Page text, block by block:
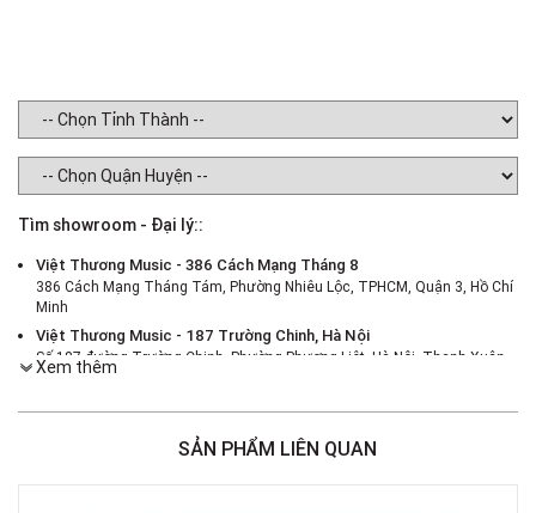
Tìm showroom - Đại lý::
Việt Thương Music - 386 Cách Mạng Tháng 8
386 Cách Mạng Tháng Tám, Phường Nhiêu Lộc, TPHCM, Quận 3, Hồ Chí
Minh
Việt Thương Music - 187 Trường Chinh, Hà Nội
Số 187 đường Trường Chinh, Phường Phương Liệt, Hà Nội, Thanh Xuân ,
Hà Nội
Việt Thương Music - 46 Hào Nam
Việt Thương Music - Crescent Mall
Xem thêm
SẢN PHẨM LIÊN QUAN